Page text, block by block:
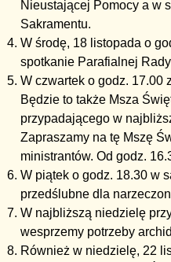
Nieustającej Pomocy a w
Sakramentu.
W środę, 18 listopada o
spotkanie Parafialnej
W czwartek o godz. 17.00
Będzie to także Msza
przypadającego w
Zapraszamy na tę Mszę
ministrantów. Od godz.
W piątek o godz. 18.30 w
przedślubne dla
W najbliższą niedzielę
wesprzemy potrzeby
Również w niedzielę, 22